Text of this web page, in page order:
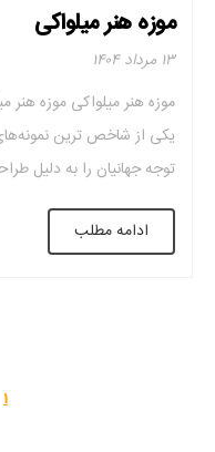
موزه هنر میلواکی
۱۳ مرداد ۱۴۰۴
یکی از شاخص‌ ترین
توجه جهانیان را به دلیل
جلب کرد. این مجموعه نه
به‌ عنوان نمادی از تعامل
ادامه مطلب
۱